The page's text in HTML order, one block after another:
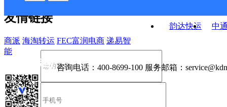
韵达快运
中
友情链接
商派 海淘转运 FEC富润电商 递易智
能
咨询电话： 400-8699-100 服务邮箱：